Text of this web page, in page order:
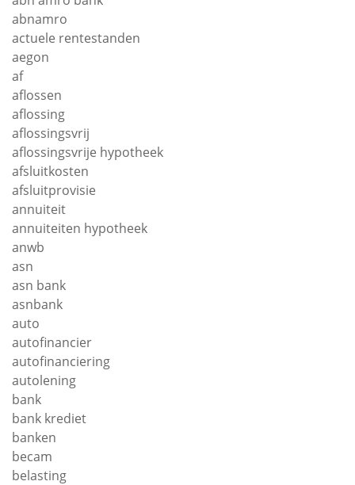
abnamro
actuele rentestanden
aegon
af
aflossen
aflossing
aflossingsvrij
aflossingsvrije hypotheek
afsluitkosten
afsluitprovisie
annuiteit
annuiteiten hypotheek
anwb
asn
asn bank
asnbank
auto
autofinancier
autofinanciering
autolening
bank
bank krediet
banken
becam
belasting